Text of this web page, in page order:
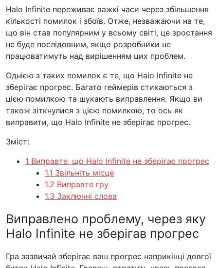
Halo Infinite переживає важкі часи через збільшення
кількості помилок і збоїв. Отже, незважаючи на те,
що він став популярним у всьому світі, це зростання
не буде послідовним, якщо розробники не
працюватимуть над вирішенням цих проблем.
Однією з таких помилок є те, що Halo Infinite не
зберігає прогрес. Багато геймерів стикаються з
цією помилкою та шукають виправлення. Якщо ви
також зіткнулися з цією помилкою, то ось як
виправити, що Halo Infinite не зберігає прогрес.
Зміст:
1 Виправте, що Halo Infinite не зберігає прогрес
1.1 Звільніть місце
1.2 Виправте гру
1.3 Заключні слова
Виправлено проблему, через яку
Halo Infinite не зберігав прогрес
Гра зазвичай зберігає ваш прогрес наприкінці довгої